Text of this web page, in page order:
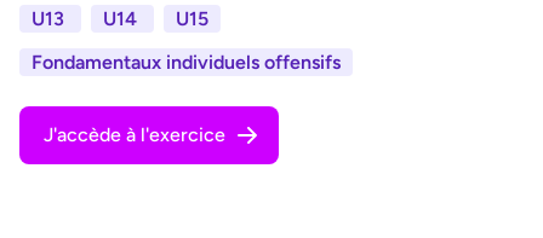
U13 U14
U15
Fondamentaux individuels offensifs
J'accède à l'exercice